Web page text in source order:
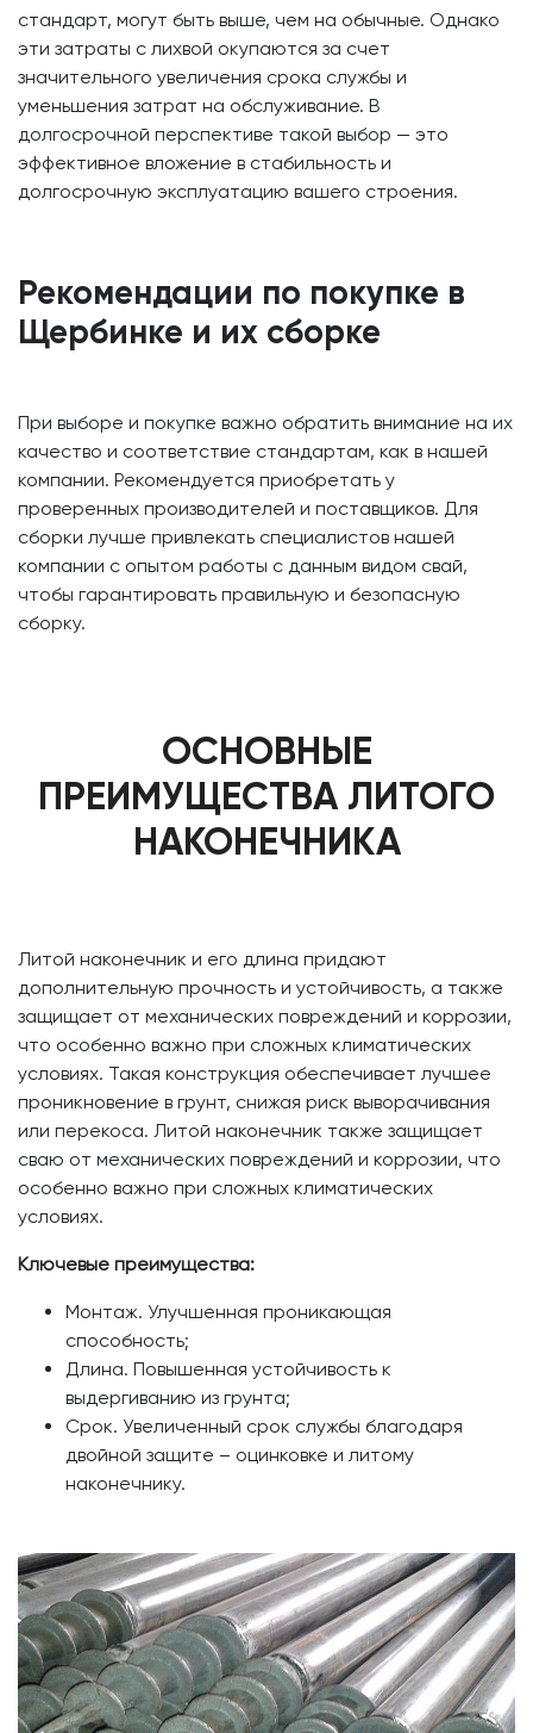
стандарт, могут быть выше, чем на обычные. Однако
эти затраты с лихвой окупаются за счет
значительного увеличения срока службы и
уменьшения затрат на обслуживание. В
долгосрочной перспективе такой выбор — это
эффективное вложение в стабильность и
долгосрочную эксплуатацию вашего строения.
Рекомендации по покупке в
Щербинке и их сборке
При выборе и покупке важно обратить внимание на их
качество и соответствие стандартам, как в нашей
компании. Рекомендуется приобретать у
проверенных производителей и поставщиков. Для
сборки лучше привлекать специалистов нашей
компании с опытом работы с данным видом свай,
чтобы гарантировать правильную и безопасную
сборку.
ОСНОВНЫЕ
ПРЕИМУЩЕСТВА ЛИТОГО
НАКОНЕЧНИКА
Литой наконечник и его длина придают
дополнительную прочность и устойчивость, а также
защищает от механических повреждений и коррозии,
что особенно важно при сложных климатических
условиях. Такая конструкция обеспечивает лучшее
проникновение в грунт, снижая риск выворачивания
или перекоса. Литой наконечник также защищает
сваю от механических повреждений и коррозии, что
особенно важно при сложных климатических
условиях.
Ключевые преимущества:
Монтаж. Улучшенная проникающая
способность;
Длина. Повышенная устойчивость к
выдергиванию из грунта;
Срок. Увеличенный срок службы благодаря
двойной защите – оцинковке и литому
наконечнику.